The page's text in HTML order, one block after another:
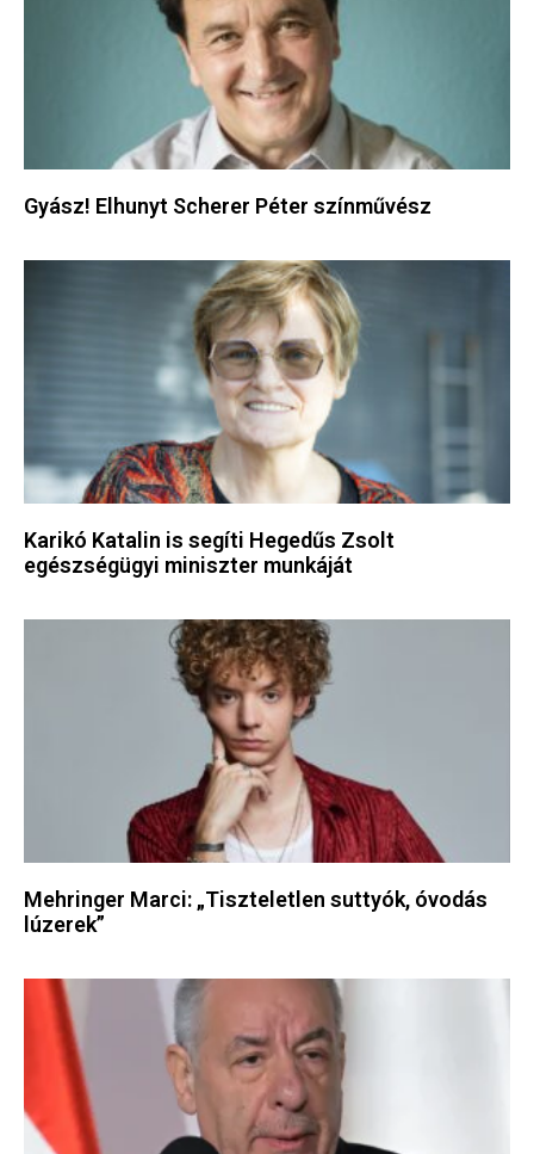
Gyász! Elhunyt Scherer Péter színművész
Karikó Katalin is segíti Hegedűs Zsolt
egészségügyi miniszter munkáját
Mehringer Marci: „Tiszteletlen suttyók, óvodás
lúzerek”